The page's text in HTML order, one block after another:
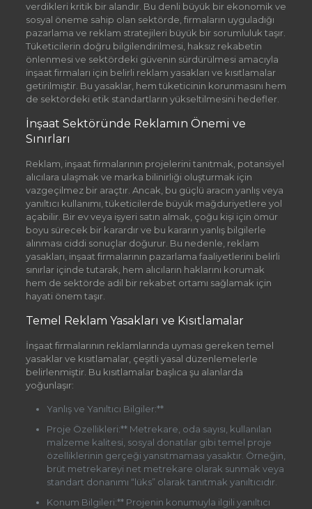
verdikleri kritik bir alandır. Bu denli büyük bir ekonomik ve
sosyal öneme sahip olan sektörde, firmaların uyguladığı
pazarlama ve reklam stratejileri büyük bir sorumluluk taşır.
Tüketicilerin doğru bilgilendirilmesi, haksız rekabetin
önlenmesi ve sektördeki güvenin sürdürülmesi amacıyla
inşaat firmaları için belirli reklam yasakları ve kısıtlamalar
getirilmiştir. Bu yasaklar, hem tüketicinin korunmasını hem
de sektördeki etik standartların yükseltilmesini hedefler.
İnşaat Sektöründe Reklamın Önemi ve
Sınırları
Reklam, inşaat firmalarının projelerini tanıtmak, potansiyel
alıcılara ulaşmak ve marka bilinirliği oluşturmak için
vazgeçilmez bir araçtır. Ancak, bu güçlü aracın yanlış veya
yanıltıcı kullanımı, tüketicilerde büyük mağduriyetlere yol
açabilir. Bir ev veya işyeri satın almak, çoğu kişi için ömür
boyu sürecek bir karardır ve bu kararın yanlış bilgilerle
alınması ciddi sonuçlar doğurur. Bu nedenle, reklam
yasakları, inşaat firmalarının pazarlama faaliyetlerini belirli
sınırlar içinde tutarak, hem alıcıların haklarını korumak
hem de sektörde adil bir rekabet ortamı sağlamak için
hayati önem taşır.
Temel Reklam Yasakları ve Kısıtlamalar
İnşaat firmalarının reklamlarında uyması gereken temel
yasaklar ve kısıtlamalar, çeşitli yasal düzenlemelerle
belirlenmiştir. Bu kısıtlamalar başlıca şu alanlarda
yoğunlaşır:
Yanlış ve Yanıltıcı Bilgiler:**
Proje Özellikleri:** Metrekare, oda sayısı, kullanılan
malzeme kalitesi, sosyal donatılar gibi temel proje
özelliklerinin gerçeği yansıtmaması yasaktır. Örneğin,
brüt metrekareyi net metrekare olarak sunmak veya
standart donanımı “lüks” olarak tanıtmak yanıltıcıdır.
Konum Bilgileri:** Projenin konumuyla ilgili yanıltıcı